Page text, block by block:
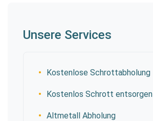
Unsere Services
Kostenlose Schrottabholung
Kostenlos Schrott entsorgen
Altmetall Abholung